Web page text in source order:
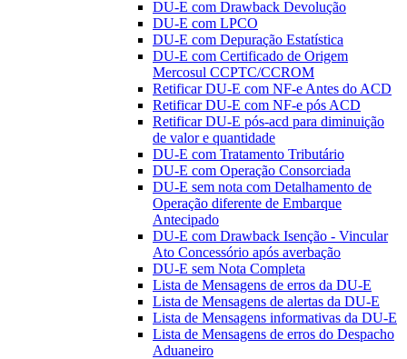
DU-E com Drawback Devolução
DU-E com LPCO
DU-E com Depuração Estatística
DU-E com Certificado de Origem
Mercosul CCPTC/CCROM
Retificar DU-E com NF-e Antes do ACD
Retificar DU-E com NF-e pós ACD
Retificar DU-E pós-acd para diminuição
de valor e quantidade
DU-E com Tratamento Tributário
DU-E com Operação Consorciada
DU-E sem nota com Detalhamento de
Operação diferente de Embarque
Antecipado
DU-E com Drawback Isenção - Vincular
Ato Concessório após averbação
DU-E sem Nota Completa
Lista de Mensagens de erros da DU-E
Lista de Mensagens de alertas da DU-E
Lista de Mensagens informativas da DU-E
Lista de Mensagens de erros do Despacho
Aduaneiro